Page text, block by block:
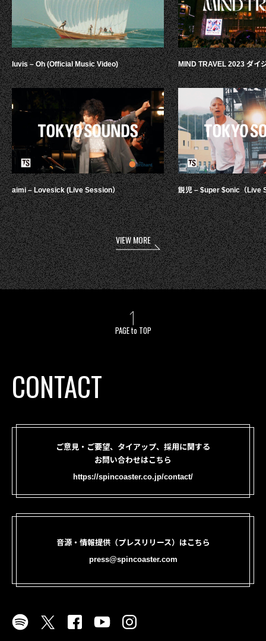
luvis – Oh (Official Music Video)
aimi – Lovesick (Live Session）
MIND TRAVEL 2023 ダイ
鋭児 – $uper $onic（Live
VIEW MORE
PAGE to TOP
CONTACT
ご意見・ご要望、タイアップ、採用に関する
お問い合わせはこちら
https://spincoaster.co.jp/contact/
音源・情報提供（プレスリリース）はこちら
press@spincoaster.com